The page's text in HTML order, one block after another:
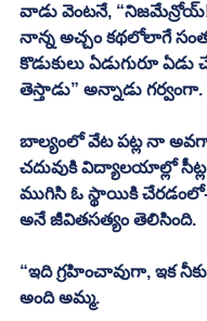
వాడు వెంటనే,
నాన్న అచ్చం కథలోలాగే
కొడుకులు ఏడుగురూ
తెస్తాడు” అన్నాడు గర్వంగా.
బాల్యంలో వేట పట్ల నా
చదువుకి విద్యాలయాల్లో
ముగిసి ఓ స్థాయికి
అనే జీవితసత్యం తెలిసింది.
“ఇది గ్రహించావుగా, ఇక
అంది అమ్మ.